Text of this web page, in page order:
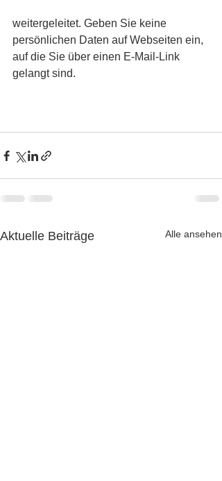
weitergeleitet. Geben Sie keine
persönlichen Daten auf Webseiten ein,
auf die Sie über einen E-Mail-Link
gelangt sind.
Aktuelle Beiträge Alle ansehen